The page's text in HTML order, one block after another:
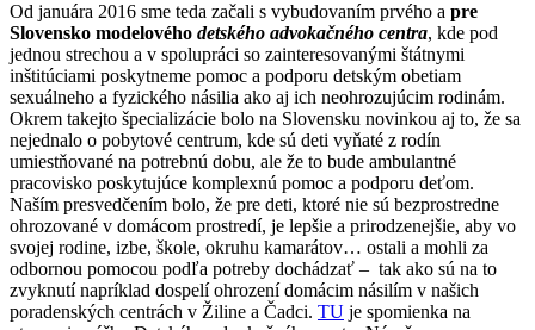
Od januára 2016 sme teda začali s vybudovaním prvého a pre
Slovensko modelového detského advokačného centra, kde pod
jednou strechou a v spolupráci so zainteresovanými štátnymi
inštitúciami poskytneme pomoc a podporu detským obetiam
sexuálneho a fyzického násilia ako aj ich neohrozujúcim rodinám.
Okrem takejto špecializácie bolo na Slovensku novinkou aj to, že sa
nejednalo o pobytové centrum, kde sú deti vyňaté z rodín
umiestňované na potrebnú dobu, ale že to bude ambulantné
pracovisko poskytujúce komplexnú pomoc a podporu deťom.
Naším presvedčením bolo, že pre deti, ktoré nie sú bezprostredne
ohrozované v domácom prostredí, je lepšie a prirodzenejšie, aby vo
svojej rodine, izbe, škole, okruhu kamarátov… ostali a mohli za
odbornou pomocou podľa potreby dochádzať – tak ako sú na to
zvyknutí napríklad dospelí ohrození domácim násilím v našich
poradenských centrách v Žiline a Čadci. TU je spomienka na